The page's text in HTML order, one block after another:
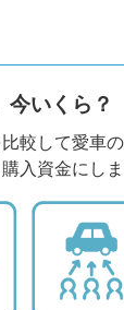
今いくら？
較して愛車
入資金にし